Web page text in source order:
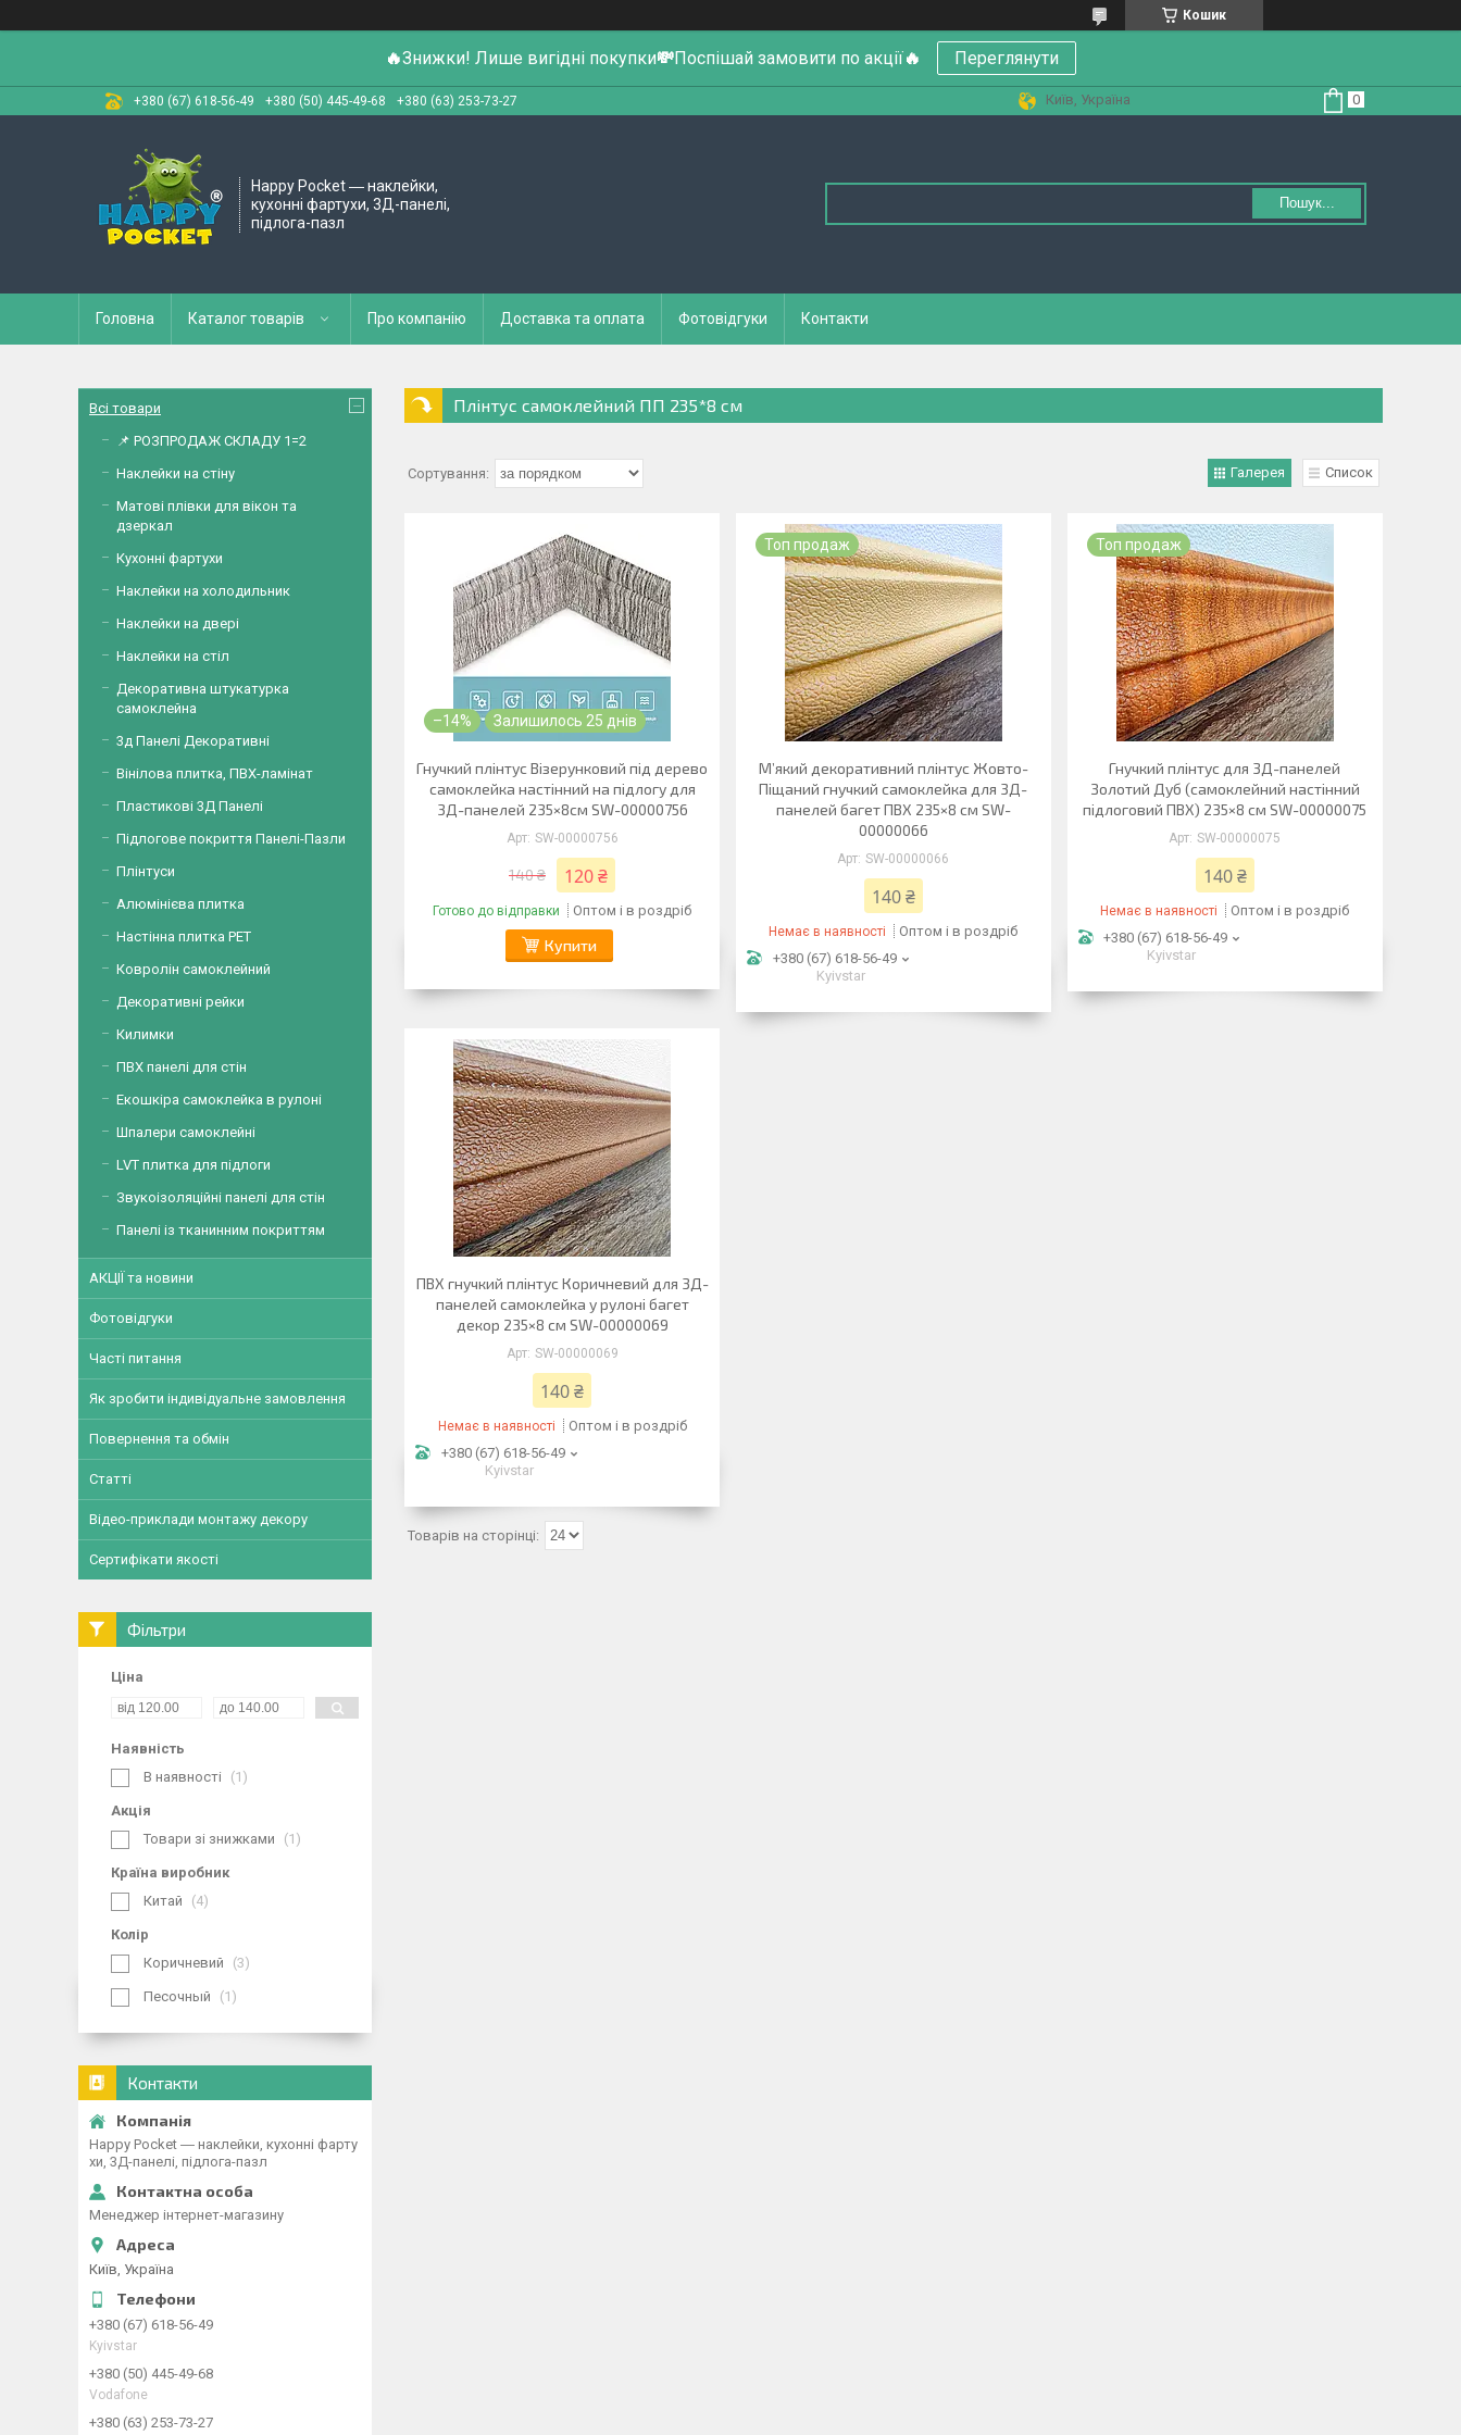
Кошик
🔥Знижки! Лише вигідні покупки💸Поспішай замовити по акції🔥 Переглянути
+380 (67) 618-56-49 +380 (50) 445-49-68 +380 (63) 253-73-27 Київ, Україна
Happy Pocket ― наклейки,
кухонні фартухи, 3Д-панелі,
підлога-пазл
Пошук...
Головна Каталог товарів Про компанію Доставка та оплата Фотовідгуки Контакти
Плінтус самоклейний ПП 235*8 см
Галерея Список
–14% Залишилось 25 днів
Гнучкий плінтус Візерунковий під дерево
самоклейка настінний на підлогу для
3Д-панелей 235×8см SW-00000756
SW-00000756
140 ₴ 120 ₴
Готово до відправки Оптом і в роздріб
Купити
Топ продаж
М’який декоративний плінтус Жовто-
Піщаний гнучкий самоклейка для 3Д-
панелей багет ПВХ 235×8 см SW-
00000066
SW-00000066
140 ₴
Немає в наявності
Оптом і в роздріб
+380 (67) 618-56-49
Kyivstar
Топ продаж
Гнучкий плінтус для 3Д-панелей
Золотий Дуб (самоклейний настінний
підлоговий ПВХ) 235×8 см SW-00000075
SW-00000075
140 ₴
Немає в наявності
Оптом і в роздріб
+380 (67) 618-56-49
Kyivstar
ПВХ гнучкий плінтус Коричневий для 3Д-
панелей самоклейка у рулоні багет
декор 235×8 см SW-00000069
SW-00000069
140 ₴
Немає в наявності
Оптом і в роздріб
+380 (67) 618-56-49
Kyivstar
Всі товари
📌 РОЗПРОДАЖ СКЛАДУ 1=2
Наклейки на стіну
Матові плівки для вікон та
дзеркал
Кухонні фартухи
Наклейки на холодильник
Наклейки на двері
Наклейки на стіл
Декоративна штукатурка
самоклейна
3д Панелі Декоративні
Вінілова плитка, ПВХ-ламінат
Пластикові 3Д Панелі
Підлогове покриття Панелі-Пазли
Плінтуси
Алюмінієва плитка
Настінна плитка PET
Ковролін самоклейний
Декоративні рейки
Килимки
ПВХ панелі для стін
Екошкіра самоклейка в рулоні
Шпалери самоклейні
LVT плитка для підлоги
Звукоізоляційні панелі для стін
Панелі із тканинним покриттям
АКЦІЇ та новини
Фотовідгуки
Часті питання
Як зробити індивідуальне замовлення
Повернення та обмін
Статті
Відео-приклади монтажу декору
Сертифікати якості
Фільтри
Ціна
Наявність
В наявності
1
Акція
Товари зі знижками
1
Країна виробник
Китай
4
Колір
Коричневий
3
Песочный 1
Контакти
Happy Pocket ― наклейки, кухонні фарту
хи, 3Д-панелі, підлога-пазл
Менеджер інтернет-магазину
Київ, Україна
+380 (67) 618-56-49
Kyivstar
+380 (50) 445-49-68
Vodafone
+380 (63) 253-73-27